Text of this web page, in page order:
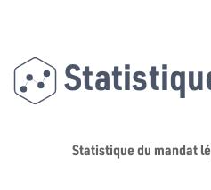
Statistique du mandat